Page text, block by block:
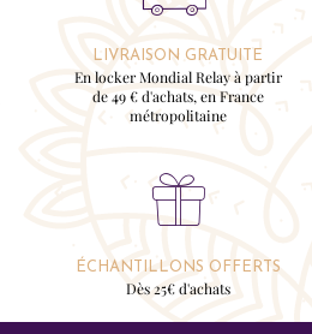
LIVRAISON GRATUITE
En locker Mondial Relay à partir
de 49 € d'achats, en France
métropolitaine
ÉCHANTILLONS OFFERTS
Dès 25€ d'achats